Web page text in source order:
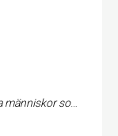
märker att de är seriösa och erfarna.